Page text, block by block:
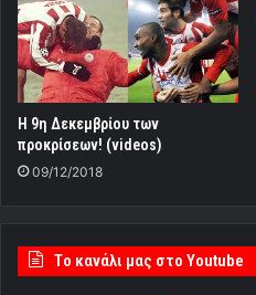
H 9η Δεκεμβρίου των
προκρίσεων! (videos)
09/12/2018
Tο κανάλι μας στο Youtube